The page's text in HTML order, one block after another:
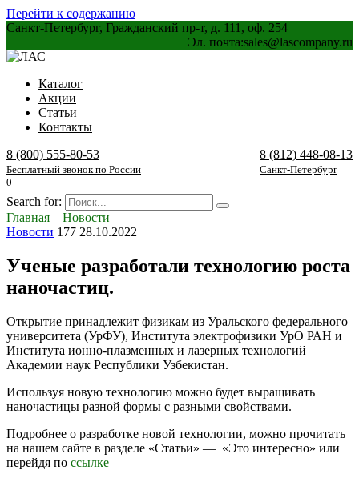
Перейти к содержанию
Санкт-Петербург, Гражданский пр-т, д. 111, оф. 254
Эл. почта:sales@lascompany.ru
Каталог
Акции
Статьи
Контакты
8 (800) 555-80-53
Бесплатный звонок по России
8 (812) 448-08-13
Санкт-Петербург
0
Search for:
Главная
Новости
Новости 177 28.10.2022
Ученые разработали технологию роста
наночастиц.
Открытие принадлежит физикам из Уральского федерального
университета (УрФУ), Института электрофизики УрО РАН и
Института ионно-плазменных и лазерных технологий
Академии наук Республики Узбекистан.
Используя новую технологию можно будет выращивать
наночастицы разной формы с разными свойствами.
Подробнее о разработке новой технологии, можно прочитать
на нашем сайте в разделе «Статьи» — «Это интересно» или
перейдя по ссылке